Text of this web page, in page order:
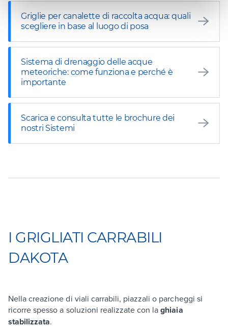
Griglie per canalette di raccolta acqua: quali
scegliere in base al luogo di posa
Sistema di drenaggio delle acque
meteoriche: come funziona e perché è
importante
Scarica e consulta tutte le brochure dei
nostri Sistemi
I GRIGLIATI CARRABILI
DAKOTA
Nella creazione di viali carrabili, piazzali o parcheggi si
ricorre spesso a soluzioni realizzate con laghiaia
stabilizzata.